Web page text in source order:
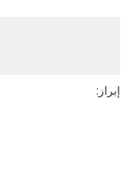
إبراز: